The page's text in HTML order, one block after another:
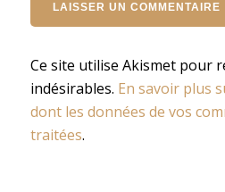
Ce site utilise Akismet pour
indésirables. En savoir plus
dont les données de vos
traitées.